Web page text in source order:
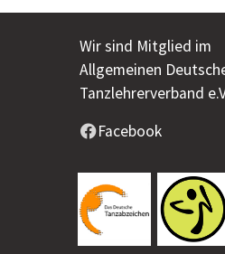
Wir sind Mitglied im
Allgemeinen
Tanzlehrerverband
Facebook